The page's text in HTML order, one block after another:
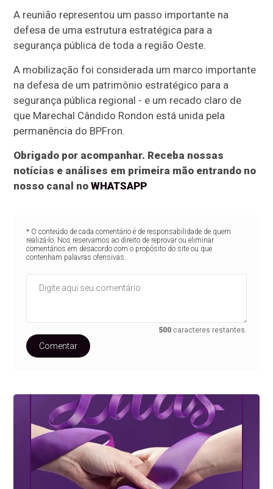
A reunião representou um passo importante na
defesa de uma estrutura estratégica para a
segurança pública de toda a região Oeste.
A mobilização foi considerada um marco importante
na defesa de um patrimônio estratégico para a
segurança pública regional - e um recado claro de
que Marechal Cândido Rondon está unida pela
permanência do BPFron.
Obrigado por acompanhar. Receba nossas
notícias e análises em primeira mão entrando no
nosso canal noWHATSAPP
* O conteúdo de cada comentário é de responsabilidade de quem
realizá-lo. Nos reservamos ao direito de reprovar ou eliminar
comentários em desacordo com o propósito do site ou que
contenham palavras ofensivas.
500 caracteres restantes.
Comentar